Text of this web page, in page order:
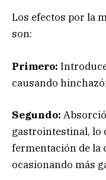
Los efectos por la
son:
Primero:
causando
Segundo:
gastrointestinal, lo
fermentación de la
ocasionando más